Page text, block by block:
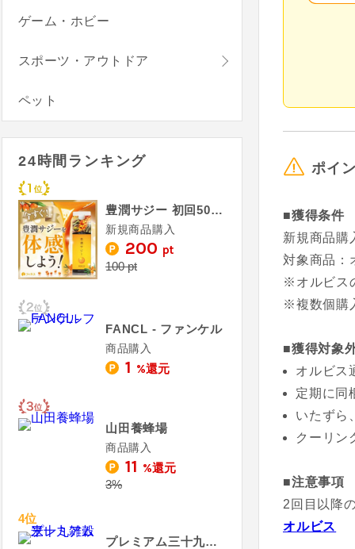
ポイ
■獲得条件
新規商品購
対象商品：
※オルビス
※複数個購
■獲得対象
オルビス
定期に同
いたずら
クーリン
■注意事項
2回目以降
オルビス
ゲーム・ホビー
スポーツ・アウトドア
ペット
24時間ランキング
豊潤サジー 初回500円定期コース
新規商品購入
200 pt
100 pt
FANCL - ファンケル
商品購入
1 %還元
山田養蜂場
商品購入
11 %還元
3%
4位
プレミアム三十九雑穀米